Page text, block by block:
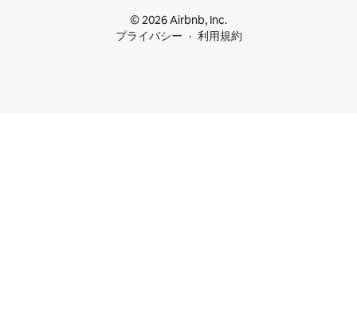
© 2026 Airbnb, Inc.
プライバシー
利用規約